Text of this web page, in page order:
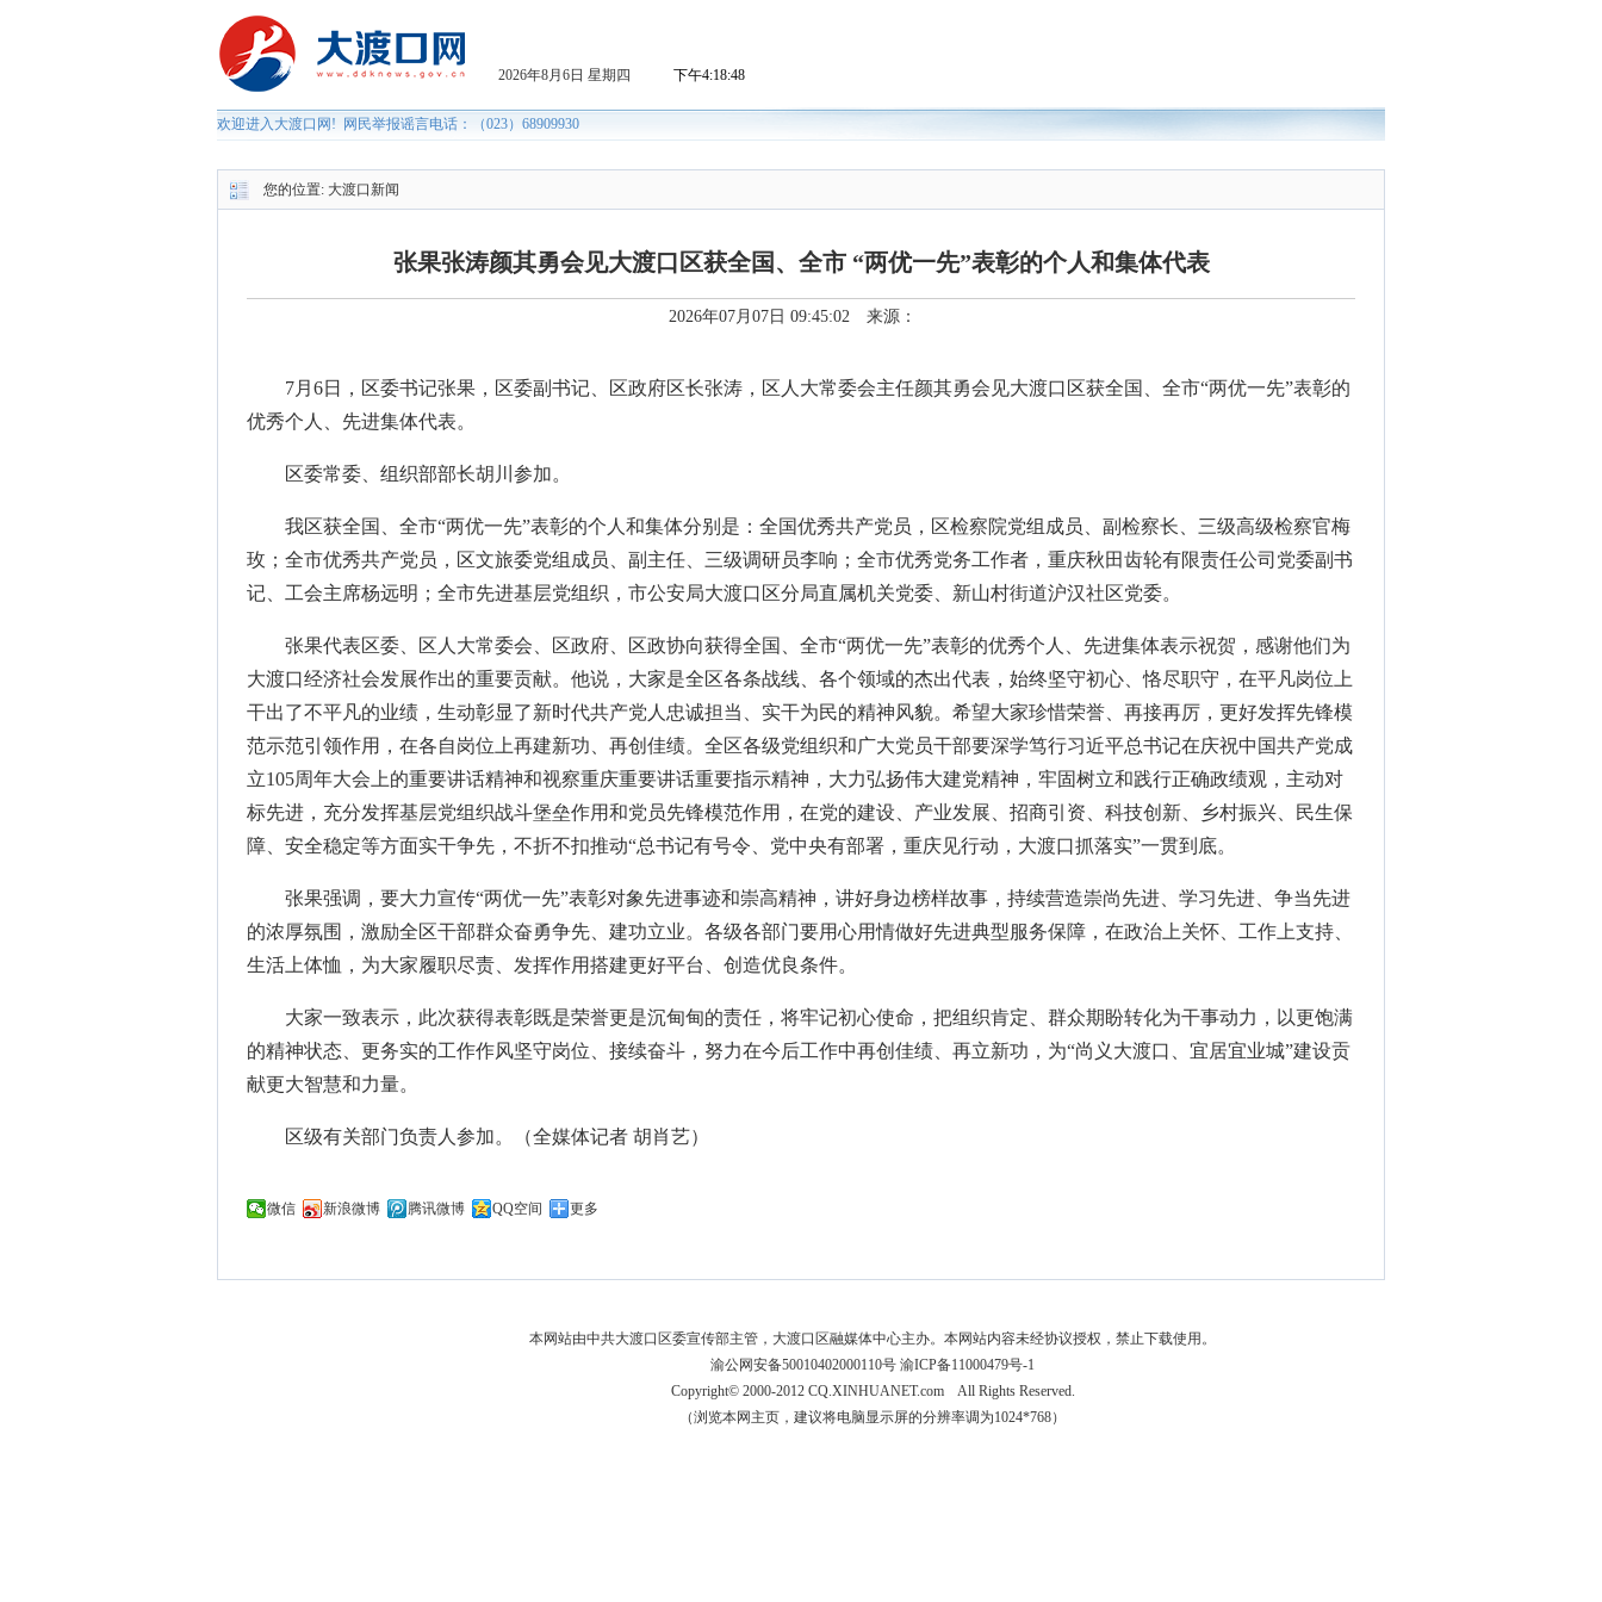
您的位置: 大渡口新闻
张果张涛颜其勇会见大渡口区获全国、全市 “两优一先”表彰的个人和集体代表
2026年07月07日 09:45:02 来源：
7月6日，区委书记张果，区委副书记、区政府区长张涛，区人大常委会主任颜其勇会见大渡口区获全国、全市“两优一先”表彰的
优秀个人、先进集体代表。
区委常委、组织部部长胡川参加。
我区获全国、全市“两优一先”表彰的个人和集体分别是：全国优秀共产党员，区检察院党组成员、副检察长、三级高级检察官梅
玫；全市优秀共产党员，区文旅委党组成员、副主任、三级调研员李响；全市优秀党务工作者，重庆秋田齿轮有限责任公司党委副书
记、工会主席杨远明；全市先进基层党组织，市公安局大渡口区分局直属机关党委、新山村街道沪汉社区党委。
张果代表区委、区人大常委会、区政府、区政协向获得全国、全市“两优一先”表彰的优秀个人、先进集体表示祝贺，感谢他们为
大渡口经济社会发展作出的重要贡献。他说，大家是全区各条战线、各个领域的杰出代表，始终坚守初心、恪尽职守，在平凡岗位上
干出了不平凡的业绩，生动彰显了新时代共产党人忠诚担当、实干为民的精神风貌。希望大家珍惜荣誉、再接再厉，更好发挥先锋模
范示范引领作用，在各自岗位上再建新功、再创佳绩。全区各级党组织和广大党员干部要深学笃行习近平总书记在庆祝中国共产党成
立105周年大会上的重要讲话精神和视察重庆重要讲话重要指示精神，大力弘扬伟大建党精神，牢固树立和践行正确政绩观，主动对
标先进，充分发挥基层党组织战斗堡垒作用和党员先锋模范作用，在党的建设、产业发展、招商引资、科技创新、乡村振兴、民生保
障、安全稳定等方面实干争先，不折不扣推动“总书记有号令、党中央有部署，重庆见行动，大渡口抓落实”一贯到底。
张果强调，要大力宣传“两优一先”表彰对象先进事迹和崇高精神，讲好身边榜样故事，持续营造崇尚先进、学习先进、争当先进
的浓厚氛围，激励全区干部群众奋勇争先、建功立业。各级各部门要用心用情做好先进典型服务保障，在政治上关怀、工作上支持、
生活上体恤，为大家履职尽责、发挥作用搭建更好平台、创造优良条件。
大家一致表示，此次获得表彰既是荣誉更是沉甸甸的责任，将牢记初心使命，把组织肯定、群众期盼转化为干事动力，以更饱满
的精神状态、更务实的工作作风坚守岗位、接续奋斗，努力在今后工作中再创佳绩、再立新功，为“尚义大渡口、宜居宜业城”建设贡
献更大智慧和力量。
区级有关部门负责人参加。（全媒体记者 胡肖艺）
微信 新浪微博 腾讯微博 QQ空间 更多